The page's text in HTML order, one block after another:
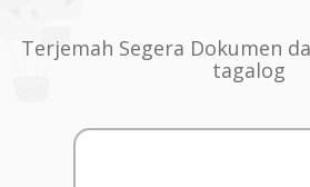
Terjemah Segera Dokumen
tagalog